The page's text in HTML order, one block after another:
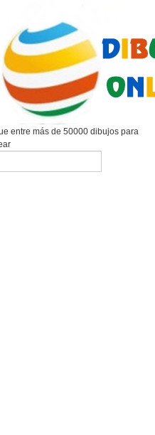
entre más de 50000 dibujos para